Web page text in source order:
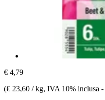
€ 4,79
(€ 23,60 / kg, IVA 10% inclusa -